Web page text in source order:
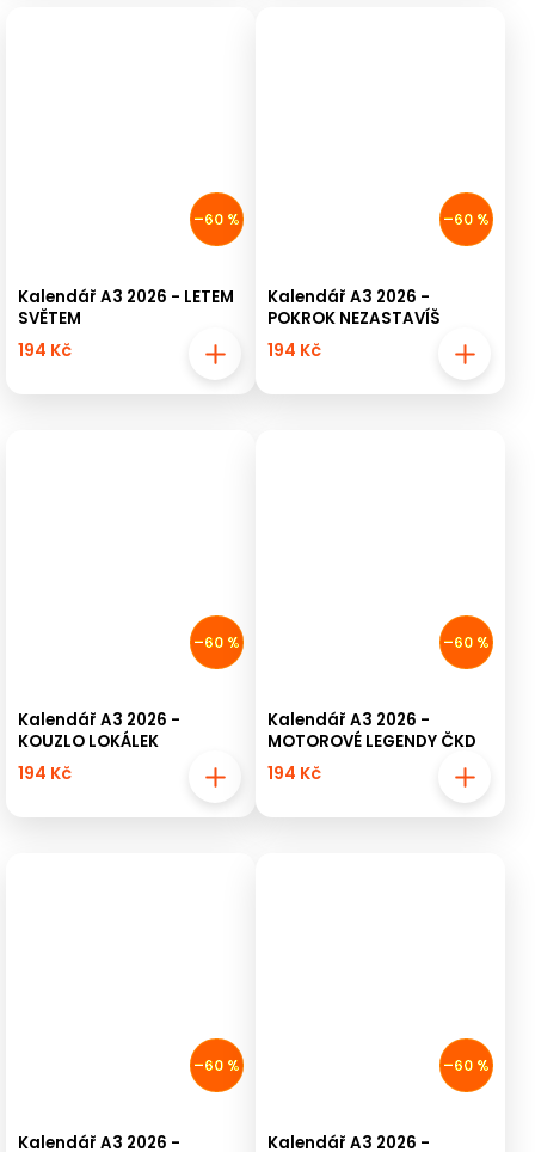
–60 %
Kalendář A3 2026 - LETEM
SVĚTEM
194 Kč
–60 %
Kalendář A3 2026 -
POKROK NEZASTAVÍŠ
194 Kč
–60 %
Kalendář A3 2026 -
KOUZLO LOKÁLEK
194 Kč
–60 %
Kalendář A3 2026 -
MOTOROVÉ LEGENDY ČKD
194 Kč
–60 %
Kalendář A3 2026 -
–60 %
Kalendář A3 2026 -